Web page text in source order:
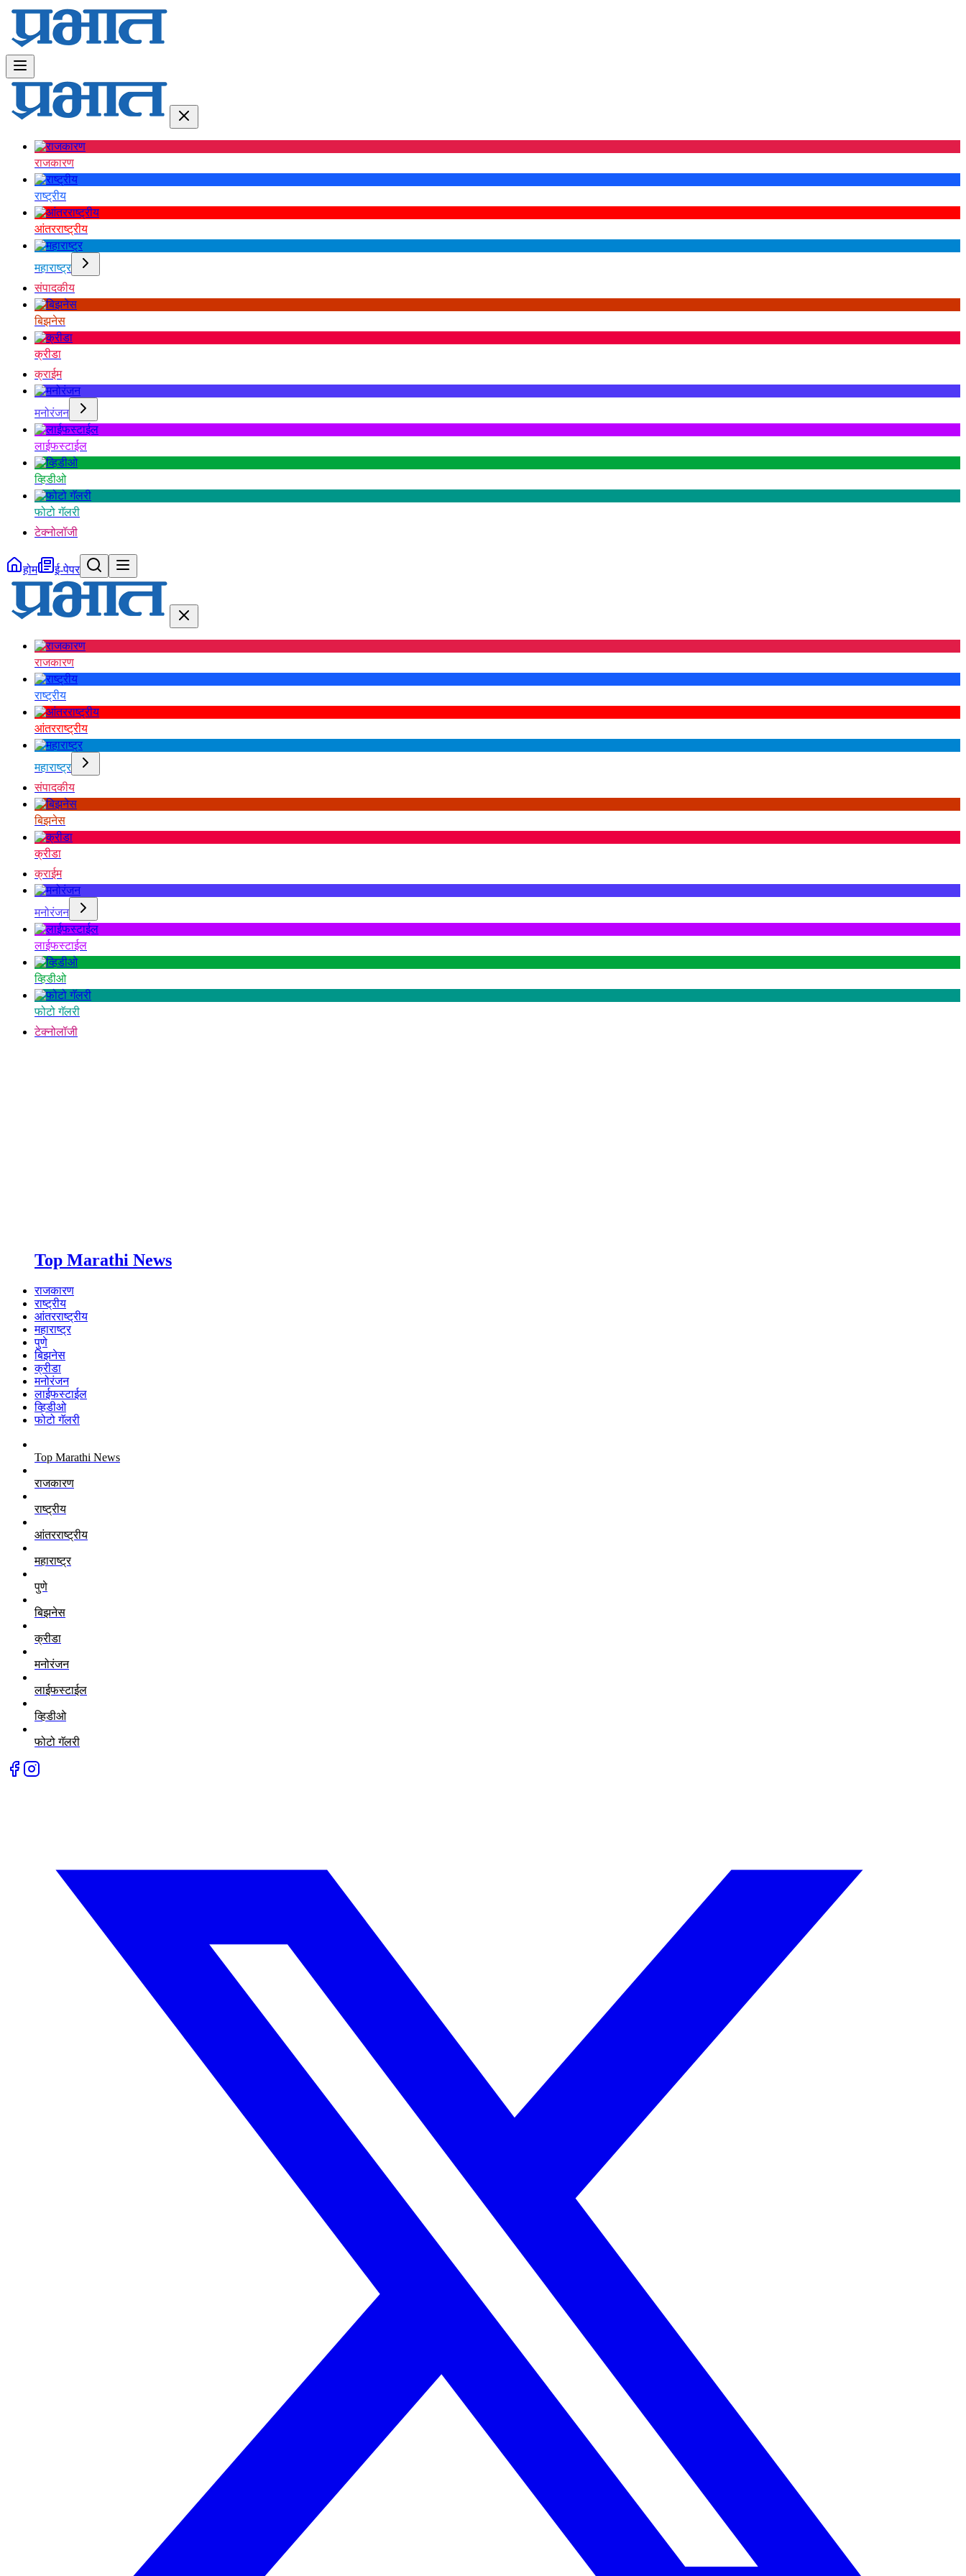
राजकारण
राष्ट्रीय
आंतरराष्ट्रीय
महाराष्ट्र
संपादकीय
बिझनेस
क्रीडा
क्राईम
मनोरंजन
लाईफस्टाईल
व्हिडीओ
फोटो गॅलरी
टेक्नोलॉजी
होम ई-पेपर
राजकारण
राष्ट्रीय
आंतरराष्ट्रीय
महाराष्ट्र
संपादकीय
बिझनेस
क्रीडा
क्राईम
मनोरंजन
लाईफस्टाईल
व्हिडीओ
फोटो गॅलरी
टेक्नोलॉजी
Top Marathi News
राजकारण
राष्ट्रीय
आंतरराष्ट्रीय
महाराष्ट्र
पुणे
बिझनेस
क्रीडा
मनोरंजन
लाईफस्टाईल
व्हिडीओ
फोटो गॅलरी
Top Marathi News
राजकारण
राष्ट्रीय
आंतरराष्ट्रीय
महाराष्ट्र
पुणे
बिझनेस
क्रीडा
मनोरंजन
लाईफस्टाईल
व्हिडीओ
फोटो गॅलरी